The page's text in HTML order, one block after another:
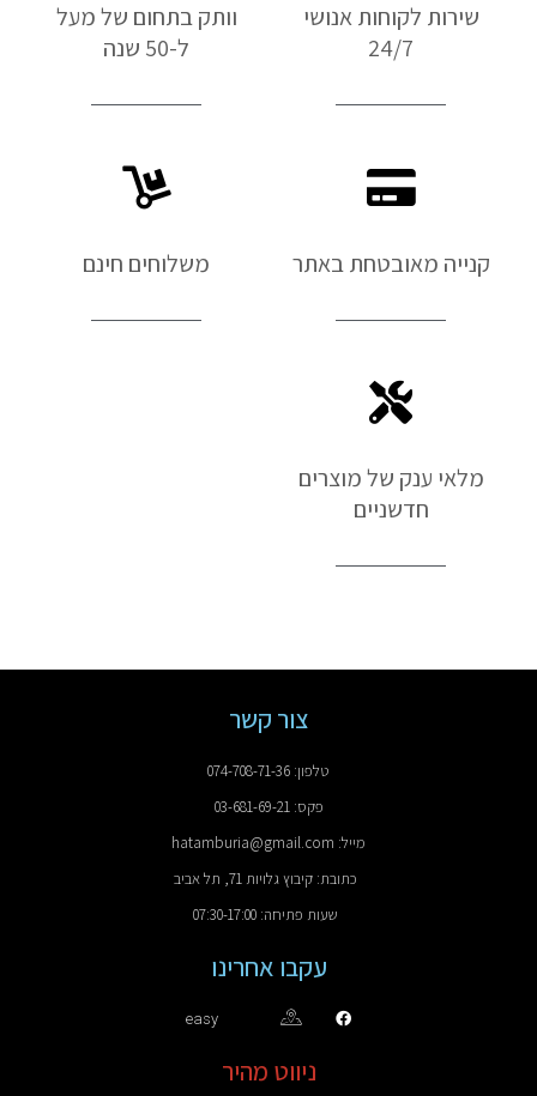
שירות לקוחות אנושי
24/7
וותק בתחום של מעל
ל-50 שנה
קנייה מאובטחת באתר משלוחים חינם
מלאי ענק של מוצרים
חדשניים
צור קשר
טלפון: 074-708-71-36
פקס: 03-681-69-21
מייל: hatamburia@gmail.com
כתובת: קיבוץ גלויות 71, תל אביב
שעות פתיחה: 07:30-17:00
עקבו אחרינו
easy
ניווט מהיר